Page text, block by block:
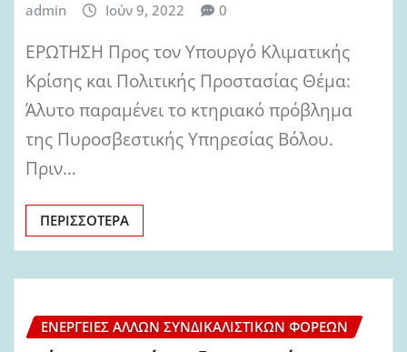
admin Ιούν 9, 2022 0
ΕΡΩΤΗΣΗ Προς τον Υπουργό Κλιματικής
Κρίσης και Πολιτικής Προστασίας Θέμα:
Άλυτο παραμένει το κτηριακό πρόβλημα
της Πυροσβεστικής Υπηρεσίας Βόλου.
Πριν…
ΠΕΡΙΣΣΌΤΕΡΑ
ΕΝΈΡΓΕΙΕΣ ΆΛΛΩΝ ΣΥΝΔΙΚΑΛΙΣΤΙΚΏΝ ΦΟΡΈΩΝ